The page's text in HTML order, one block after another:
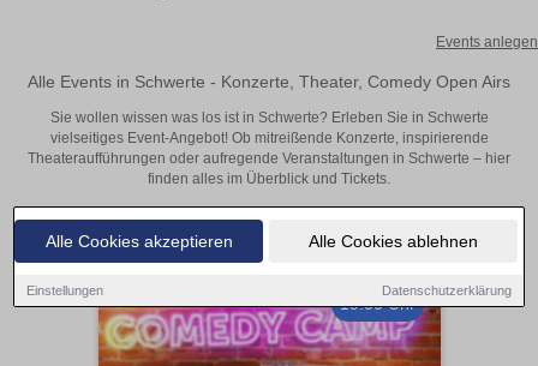
Alle Cookies akzeptieren Alle Cookies ablehnen
Einstellungen Datenschutzerklärung
Events anlegen
Alle Events in Schwerte - Konzerte, Theater, Comedy Open Airs
Sie wollen wissen was los ist in Schwerte? Erleben Sie in Schwerte
vielseitiges Event-Angebot! Ob mitreißende Konzerte, inspirierende
Theateraufführungen oder aufregende Veranstaltungen in Schwerte – hier
finden alles im Überblick und Tickets.
19:00 Uhr